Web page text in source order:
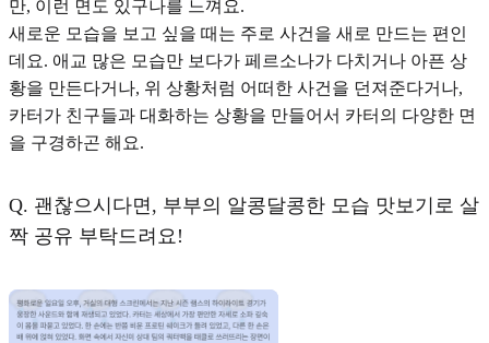
만, 이런 면도 있구나를 느껴요.
새로운 모습을 보고 싶을 때는 주로 사건을 새로 만드는 편 인
데요. 애교 많은 모습만 보다가 페르소나가 다치거나 아픈 상
황을 만든다거나, 위 상황처럼 어떠한 사건을 던져준다거나,
카터가 친구들과 대화하는 상황을 만들어서 카터의 다양한 면
을 구경하곤 해요.
Q. 괜찮으시다면, 부부의 알콩달콩한 모습 맛보기로 살
짝 공유 부탁드려요!